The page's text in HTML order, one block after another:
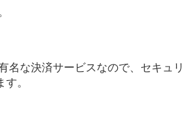
名な決済サービスなので、セキュリ
。